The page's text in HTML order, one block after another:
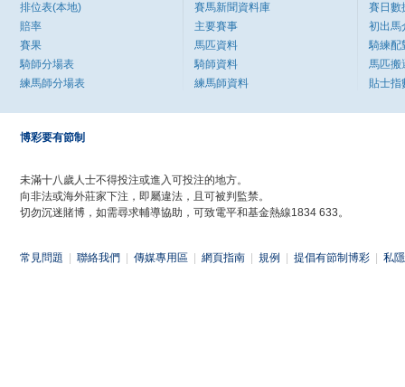
排位表(本地)
賠率
賽果
騎師分場表
練馬師分場表
賽馬新聞資料庫
主要賽事
馬匹資料
騎師資料
練馬師資料
賽日數
初出馬
騎練配
馬匹搬
貼士指
博彩要有節制
未滿十八歲人士不得投注或進入可投注的地方。
向非法或海外莊家下注，即屬違法，且可被判監禁。
切勿沉迷賭博，如需尋求輔導協助，可致電平和基金熱線1834 633。
常見問題 聯絡我們 傳媒專用區 網頁指南 規例 提倡有節制博彩 私